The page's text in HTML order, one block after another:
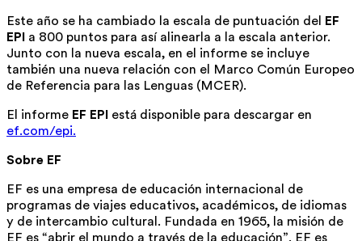
Este año se ha cambiado la escala de puntuación del EF
EPI a 800 puntos para así alinearla a la escala anterior.
Junto con la nueva escala, en el informe se incluye
también una nueva relación con el Marco Común Europeo
de Referencia para las Lenguas (MCER).
El informe EF EPI está disponible para descargar en
ef.com/epi.
Sobre EF
EF es una empresa de educación internacional de
programas de viajes educativos, académicos, de idiomas
y de intercambio cultural. Fundada en 1965, la misión de
EF es “abrir el mundo a través de la educación”. EF es